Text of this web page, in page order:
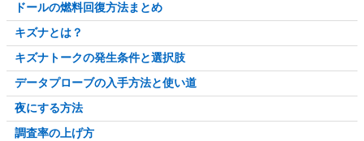
ドールの燃料回復方法まとめ
キズナとは？
キズナトークの発生条件と選択肢
データプローブの入手方法と使い道
夜にする方法
調査率の上げ方